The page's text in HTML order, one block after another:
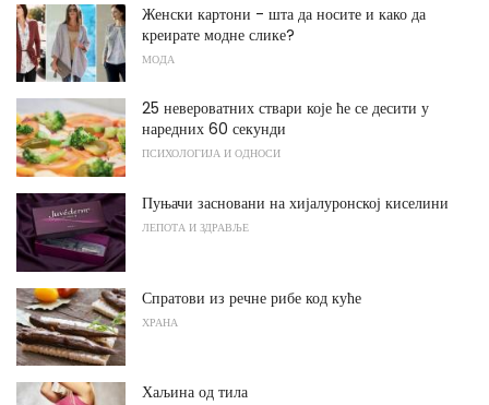
Женски картони - шта да носите и како да
креирате модне слике?
МОДА
25 невероватних ствари које ће се десити у
наредних 60 секунди
ПСИХОЛОГИЈА И ОДНОСИ
Пуњачи засновани на хијалуронској киселини
ЛЕПОТА И ЗДРАВЉЕ
Спратови из речне рибе код куће
ХРАНА
Хаљина од тила